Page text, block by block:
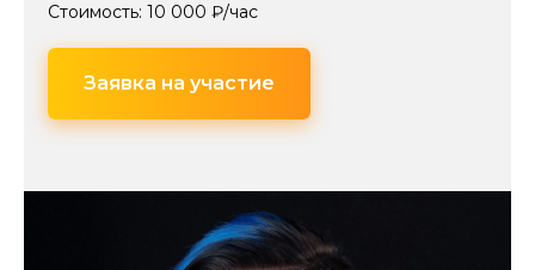
Стоимость: 10 000 ₽/час
Заявка на участие